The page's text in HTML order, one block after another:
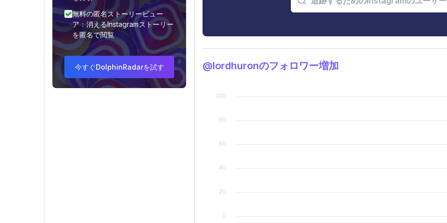
無料の匿名ストーリービュー
ア：消えるInstagramストーリー
を匿名で閲覧
今すぐDolphinRadarを試す @lordhuronのフォロワー増加